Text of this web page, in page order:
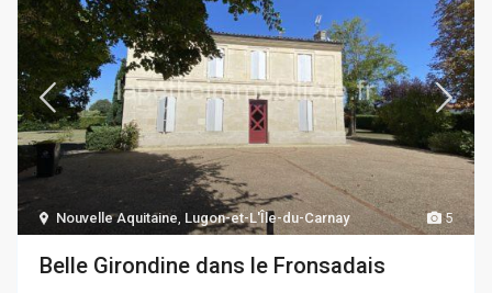
5
Nouvelle Aquitaine, Lugon-et-L'Île-du-Carnay
Belle Girondine dans le Fronsadais